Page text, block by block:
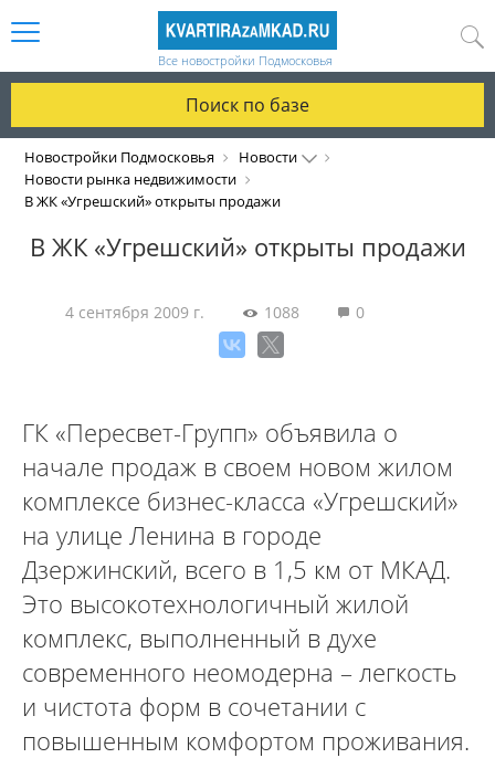
Все новостройки Подмосковья
Поиск по базе
Новостройки Подмосковья
Новости
Новости рынка недвижимости
В ЖК «Угрешский» открыты продажи
В ЖК «Угрешский» открыты продажи
4 сентября 2009 г. 1088 0
ГК «Пересвет-Групп» объявила о
начале продаж в своем новом жилом
комплексе бизнес-класса «Угрешский»
на улице Ленина в городе
Дзержинский, всего в 1,5 км от МКАД.
Это высокотехнологичный жилой
комплекс, выполненный в духе
современного неомодерна – легкость
и чистота форм в сочетании с
повышенным комфортом проживания.